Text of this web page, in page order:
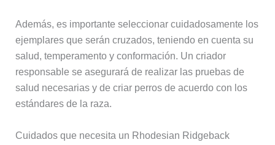
Además, es importante seleccionar cuidadosamente los
ejemplares que serán cruzados, teniendo en cuenta su
salud, temperamento y conformación. Un criador
responsable se asegurará de realizar las pruebas de
salud necesarias y de criar perros de acuerdo con los
estándares de la raza.
Cuidados que necesita un Rhodesian Ridgeback